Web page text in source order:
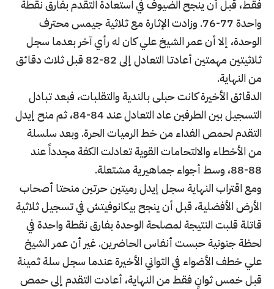
فقط، قبل أن ينجح الضيوف في استعادة التقدم بفارق نقطة
واحدة 77-76. وزادت الإثارة مع ثلاثية جيمس محترف
الوحدة، إلا أن عمر الشيخ علي كان له رأي آخر بعدما سجل
ثلاثيتين مهمتين أعادتا التعادل إلى 82-82 قبل ثلاث دقائق
من النهاية.
الدقائق الأخيرة كانت حبلى بالندية والتقلبات، فبعد تبادل
التسجيل بين الطرفين عاد التعادل عند 84-84، ثم منح إيدل
التقدم لحمص الفداء من خط الرميات الحرة. وبعد سلسلة
من الأخطاء والالتحامات القوية تعادلت الكفة مجدداً عند
88-88، وسط أجواء جماهيرية مشتعلة.
ومع اقتراب النهاية سجل إيدل رميتين حرتين منحتا أصحاب
الأرض الأفضلية، قبل أن ينجح بيكانوفيتش في تسجيل ثلاثية
قاتلة قلبت النتيجة لمصلحة الوحدة بفارق نقطة واحدة في
لحظة جنونية حبست أنفاس الحاضرين. غير أن عمر الشيخ
علي خطف الأضواء في الثواني الأخيرة عندما سجل سلة ثمينة
قبل خمس ثوانٍ فقط من النهاية، أعادت التقدم إلى حمص